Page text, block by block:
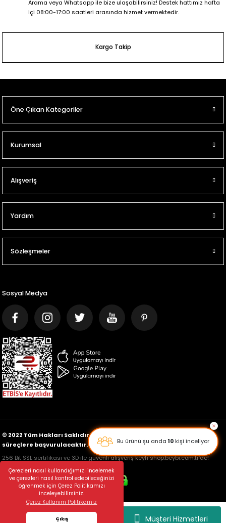
Çerezleri nasıl kullandığımızı incelemek
ve çerezleri nasıl kontrol edebileceğinizi
öğrenmek için Çerez Politikamızı
inceleyebilirsiniz.
Çerez Kullanım Politikamız
Çıkış Müşteri Hizmetleri
Arama veya Whatsapp ile bize ulaşabilirsiniz! Destek hattımız hafta
içi 08:00-17:00 saatleri arasında hizmet vermektedir.
Kargo Takip
Öne Çıkan Kategoriler
Kurumsal
Alışveriş
Yardım
Sözleşmeler
Sosyal Medya
© 2022 Tüm Hakları Saklıdır. İçeriklerin kopyalanması halinde yasal
süreçlere başvurulacaktır.
256 Bit SSL sertifikası ve 3D ile güvenli alışveriş keyfi shop.beybi.com.tr’de!